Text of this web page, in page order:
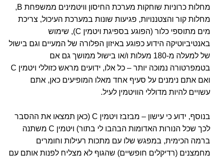
מחלות כרוניות שוחקות מערכת החיסון וויטמינים ממשפחת B,
מחלות קור והצטננויות, פגיעות שונות במערכת העיכול, צריכת
מים מתוספי כלור (הפוגע בספיגת ויטמין C), שימוש
באנטיביוטיקה הידוע כפוגע באיזון הפלורה של המעיים וגם בישול
של למעלה מ-180 מעלות ו/או בישול ממושך גם אם
בטמפרטורה נמוכה יותר – כל אלו, ידועים מראש כזוללי ויטמין C
ואם אתם נימנים על סעיף אחד מאלו המופיעים כאן, אתם
עשויים להיות מדוללי הוויטמין לעיל.
בנוסף, ידוע כי עישון – מבזבז ויטמין C (כאן תמצאו את ההסבר
לכך שכל הנורות האדומות הבהבו לי בתור) ויטמין C משתנה
ברמה הכימית, במפגש שלו עם מתכות רעילות וחומרים
מחמצנים (רדיקלים חופשיים) שהגוף לא מצליח לפנות אותם עם